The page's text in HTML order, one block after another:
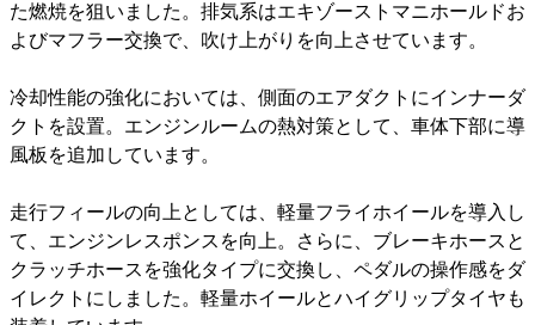
た燃焼を狙いました。排気系はエキゾーストマニホールドお
よびマフラー交換で、吹け上がりを向上させています。
冷却性能の強化においては、側面のエアダクトにインナーダ
クトを設置。エンジンルームの熱対策として、車体下部に導
風板を追加しています。
走行フィールの向上としては、軽量フライホイールを導入し
て、エンジンレスポンスを向上。さらに、ブレーキホースと
クラッチホースを強化タイプに交換し、ペダルの操作感をダ
イレクトにしました。軽量ホイールとハイグリップタイヤも